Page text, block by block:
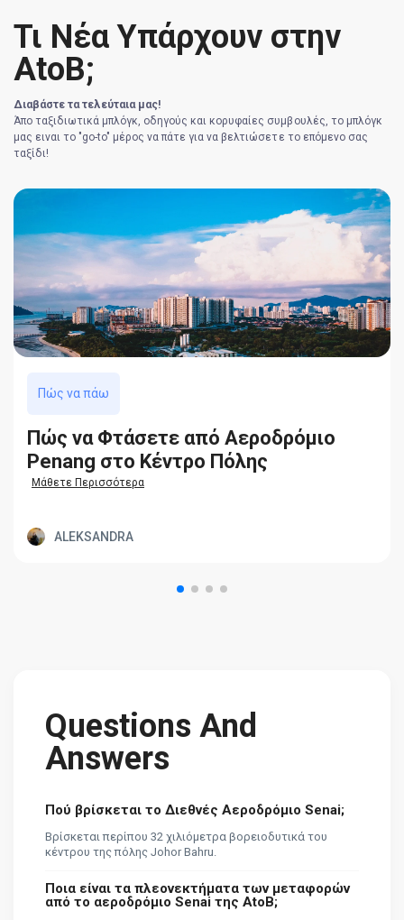
Τι Νέα Υπάρχουν στην
AtoB;
Διαβάστε τα τελεύταια μας!
Άπο ταξιδιωτικά μπλόγκ, οδηγούς και κορυφαίες συμβουλές, το μπλόγκ
μας ειναι το "go-to" μέρος να πάτε για να βελτιώσετε το επόμενο σας
ταξίδι!
Πώς να πάω
Πώς να Φτάσετε από Aεροδρόμιο
Penang στο Κέντρο Πόλης
Μάθετε Περισσότερα
ALEKSANDRA
Questions And
Answers
Πού βρίσκεται το Διεθνές Αεροδρόμιο Senai;
Βρίσκεται περίπου 32 χιλιόμετρα βορειοδυτικά του
κέντρου της πόλης Johor Bahru.
Ποια είναι τα πλεονεκτήματα των μεταφορών
από το αεροδρόμιο Senai της AtoB;